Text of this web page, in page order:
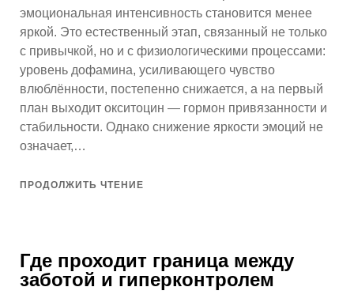
эмоциональная интенсивность становится менее
яркой. Это естественный этап, связанный не только
с привычкой, но и с физиологическими процессами:
уровень дофамина, усиливающего чувство
влюблённости, постепенно снижается, а на первый
план выходит окситоцин — гормон привязанности и
стабильности. Однако снижение яркости эмоций не
означает,…
ПРОДОЛЖИТЬ ЧТЕНИЕ
Где проходит граница между
заботой и гиперконтролем